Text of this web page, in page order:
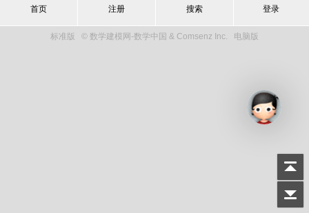
首页 注册 搜索 登录
标准版 © 数学建模网-数学中国 & Comsenz Inc. 电脑版